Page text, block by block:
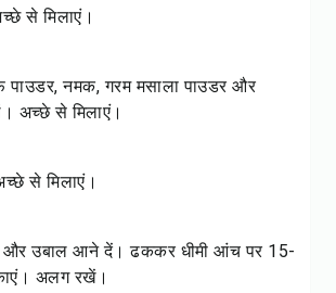
से मिलाएं।
पाउडर, नमक, गरम मसाला पाउडर और
अच्छे से मिलाएं।
से मिलाएं।
और उबाल आने दें। ढककर धीमी आंच पर 15-
अलग रखें।